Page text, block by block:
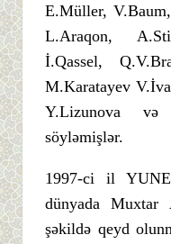
E.Müller,
L.Araqon,
İ.Qassel,
M.Karatayev
Y.Lizunova
söyləmişlər.
1997-ci il
dünyada
şəkildə qeyd